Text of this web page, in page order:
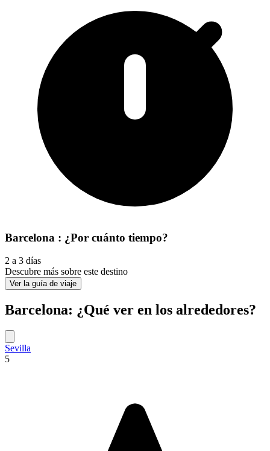
Barcelona : ¿Por cuánto tiempo?
2 a 3 días
Descubre más sobre este destino
Ver la guía de viaje
Barcelona: ¿Qué ver en los alrededores?
Sevilla
5